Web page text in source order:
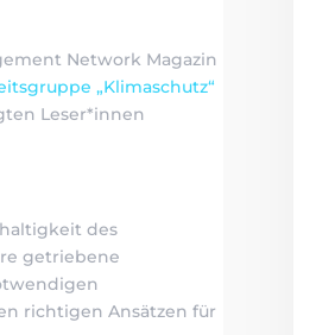
Network Magazin
„Klimaschutz“
Leser*innen
des
getriebene
richtigen Ansätzen für